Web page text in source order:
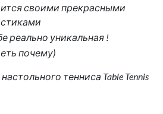
своими прекрасными
реально уникальная !
почему)
тенниса Table Tennis